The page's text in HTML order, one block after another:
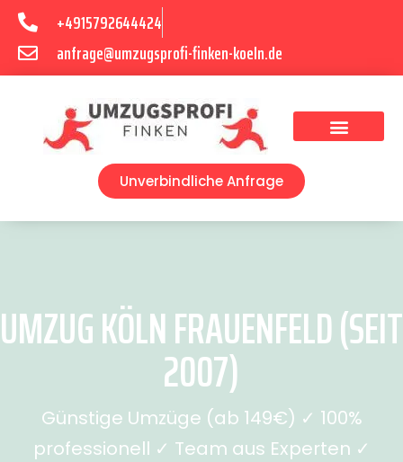
+4915792644424
anfrage@umzugsprofi-finken-koeln.de
Unverbindliche Anfrage
UMZUG KÖLN FRAUENFELD (SEIT
2007)
Günstige Umzüge (ab 149€) ✓ 100%
professionell ✓ Team aus Experten ✓